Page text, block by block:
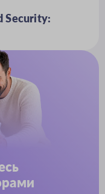
Security: